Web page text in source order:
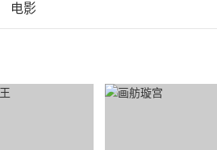
电影